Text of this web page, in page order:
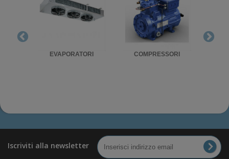
EVAPORATORI COMPRESSORI
Iscriviti alla newsletter